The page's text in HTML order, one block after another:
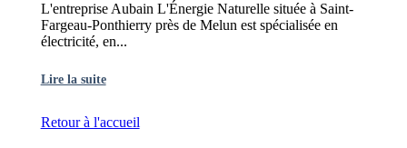
L'entreprise Aubain L'Énergie Naturelle située à Saint-
Fargeau-Ponthierry près de Melun est spécialisée en
électricité, en...
Lire la suite
Retour à l'accueil